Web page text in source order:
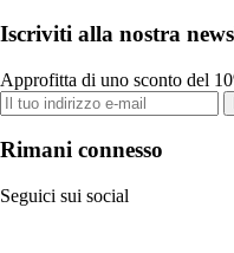
Iscriviti alla nostra
Approfitta di uno sconto del
Rimani connesso
Seguici sui social